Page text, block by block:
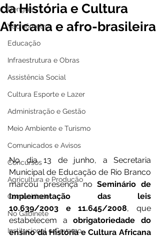
Dengue
Vacinômetro
Educação
Infraestrutura e Obras
Assistência Social
Cultura Esporte e Lazer
Administração e Gestão
Meio Ambiente e Turismo
Comunicados e Avisos
Concursos
Agricultura e Produção
Comunidade
No Gabinete
Institucional e Governo
da História e Cultura
Africana e afro-brasileira
No dia 13 de junho, a Secretaria
Municipal de Educação de Rio Branco
marcou presença no Seminário de
Implementação das leis
10.639/2003 e 11.645/2008, que
estabelecem a obrigatoriedade do
ensino da História e Cultura Africana